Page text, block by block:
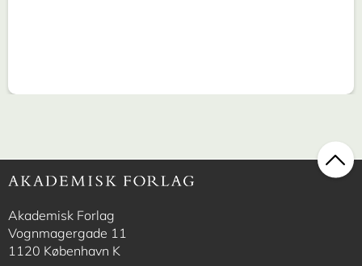
Akademisk Forlag
Vognmagergade 11
1120 København K